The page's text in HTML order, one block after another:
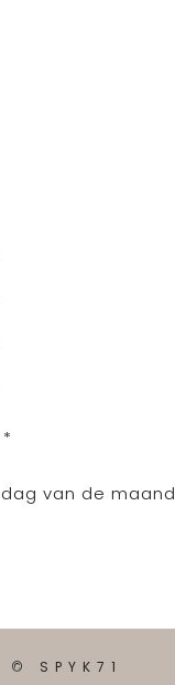
van de maand
© SPYK71